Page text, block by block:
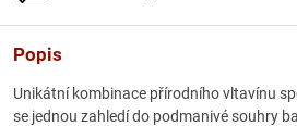
Popis
Unikátní kombinace přírodního vltavínu
se jednou zahledí do podmanivé souhry